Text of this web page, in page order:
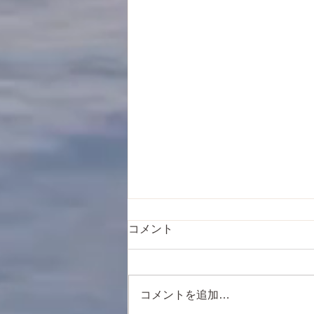
コメント
コメントを追加…